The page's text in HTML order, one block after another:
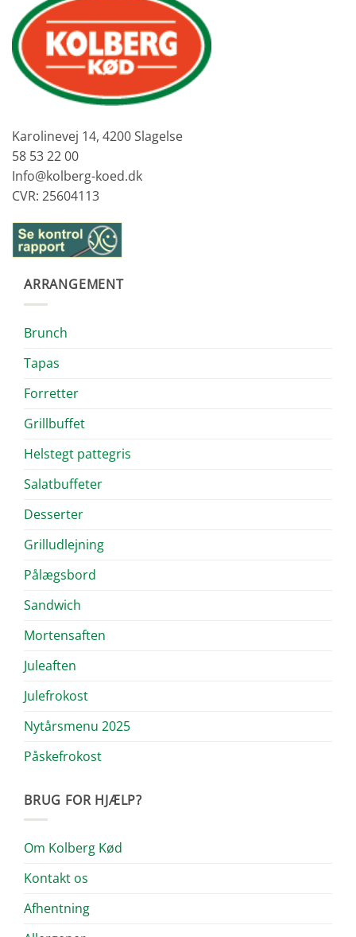
Karolinevej 14, 4200 Slagelse
58 53 22 00
Info@kolberg-koed.dk
CVR: 25604113
ARRANGEMENT
Brunch
Tapas
Forretter
Grillbuffet
Helstegt pattegris
Salatbuffeter
Desserter
Grilludlejning
Pålægsbord
Sandwich
Mortensaften
Juleaften
Julefrokost
Nytårsmenu 2025
Påskefrokost
BRUG FOR HJÆLP?
Om Kolberg Kød
Kontakt os
Afhentning